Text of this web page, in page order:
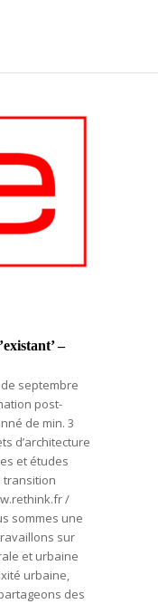
–
septembre
post-
de min. 3
d’architecture
et études
transition
/
sommes une
sur
et urbaine
urbaine,
des